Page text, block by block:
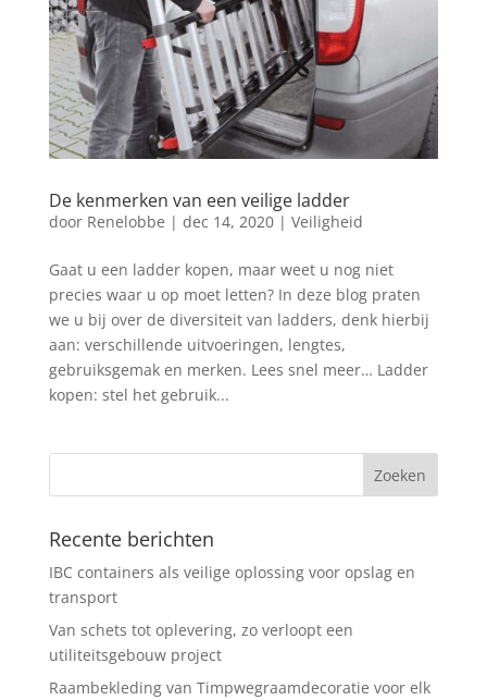
De kenmerken van een veilige ladder
door Renelobbe | dec 14, 2020| Veiligheid
Gaat u een ladder kopen, maar weet u nog niet
precies waar u op moet letten? In deze blog praten
we u bij over de diversiteit van ladders, denk hierbij
aan: verschillende uitvoeringen, lengtes,
gebruiksgemak en merken. Lees snel meer… Ladder
kopen: stel het gebruik...
Recente berichten
IBC containers als veilige oplossing voor opslag en
transport
Van schets tot oplevering, zo verloopt een
utiliteitsgebouw project
Raambekleding van Timpwegraamdecoratie voor elk